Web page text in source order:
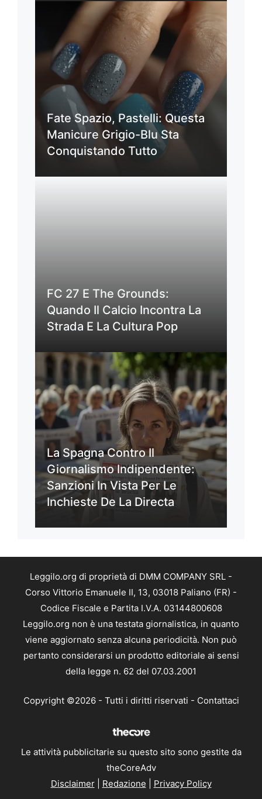
Fate Spazio, Pastelli: Questa
Manicure Grigio-Blu Sta
Conquistando Tutto
FC 27 E The Grounds:
Quando Il Calcio Incontra La
Strada E La Cultura Pop
La Spagna Contro Il
Giornalismo Indipendente:
Sanzioni In Vista Per Le
Inchieste De La Directa
Leggilo.org di proprietà di DMM COMPANY SRL -
Corso Vittorio Emanuele II, 13, 03018 Paliano (FR) -
Codice Fiscale e Partita I.V.A. 03144800608
Leggilo.org non è una testata giornalistica, in quanto
viene aggiornato senza alcuna periodicità. Non può
pertanto considerarsi un prodotto editoriale ai sensi
della legge n. 62 del 07.03.2001
Copyright ©2026 - Tutti i diritti riservati - Contattaci
Le attività pubblicitarie su questo sito sono gestite da
theCoreAdv
Disclaimer| Redazione Privacy Policy